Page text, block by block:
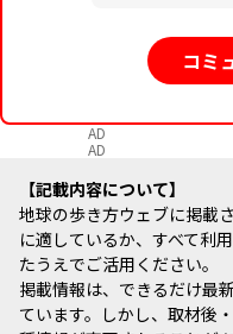
コミ
AD
AD
記載内容について
地球の歩き方ウェブに掲載
に適しているか、すべて利
たうえでご活用ください。
掲載情報は、できるだけ最
ています。しかし、取材後